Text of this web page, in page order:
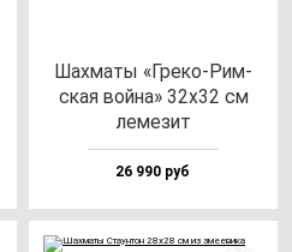
Шах­ма­ты «Гре­ко-Рим­
ская вой­на» 32х32 см
ле­ме­зит
26 990 руб